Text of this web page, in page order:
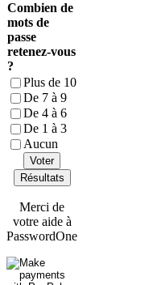
Combien de
mots de
passe
retenez-vous
?
Plus de 10
De 7 à 9
De 4 à 6
De 1 à 3
Aucun
Voter
Résultats
Merci de
votre aide à
PasswordOne